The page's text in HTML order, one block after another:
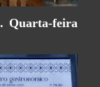
Quarta-feira